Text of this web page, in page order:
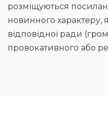
розміщуються
новинного характеру,
відповідної ради
провокативного або